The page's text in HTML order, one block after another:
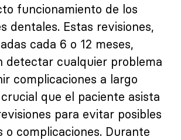
funcionamiento de los
dentales. Estas revisiones,
cada 6 o 12 meses,
detectar cualquier problema
complicaciones a largo
crucial que el paciente asista
para evitar posibles
o complicaciones. Durante